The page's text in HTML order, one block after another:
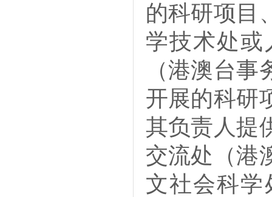
的科研项目
学技术处
（港澳台
开展的科研
其负责人提
交流处（港
文社会科